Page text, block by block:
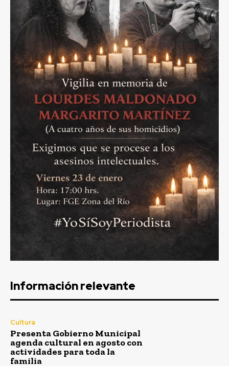
Información relevante
Cultura
Presenta Gobierno Municipal
agenda cultural en agosto con
actividades para toda la
familia